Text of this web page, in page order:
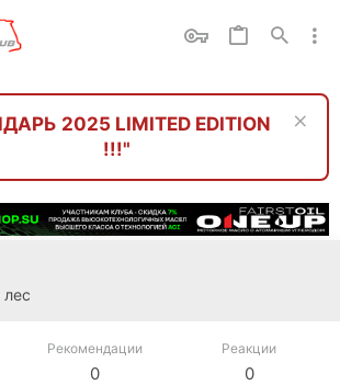
2025 LIMITED EDITION
!!!"
лес
Рекомендации
0
Реакции
0